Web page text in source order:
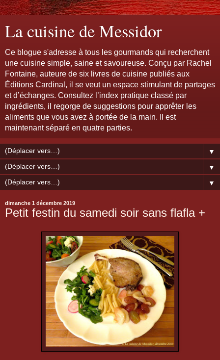
La cuisine de Messidor
Ce blogue s'adresse à tous les gourmands qui recherchent
une cuisine simple, saine et savoureuse. Conçu par Rachel
Fontaine, auteure de six livres de cuisine publiés aux
Éditions Cardinal, il se veut un espace stimulant de partages
et d’échanges. Consultez l’index pratique classé par
ingrédients, il regorge de suggestions pour apprêter les
aliments que vous avez à portée de la main. Il est
maintenant séparé en quatre parties.
▼
▼
▼
dimanche 1 décembre 2019
Petit festin du samedi soir sans flafla +